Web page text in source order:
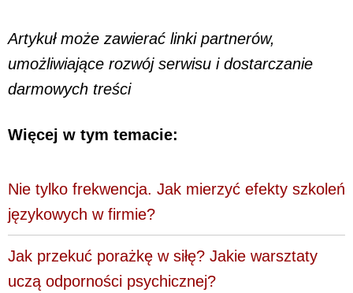
Artykuł może zawierać linki partnerów,
umożliwiające rozwój serwisu i dostarczanie
darmowych treści
Więcej w tym temacie:
Nie tylko frekwencja. Jak mierzyć efekty szkoleń
językowych w firmie?
Jak przekuć porażkę w siłę? Jakie warsztaty
uczą odporności psychicznej?